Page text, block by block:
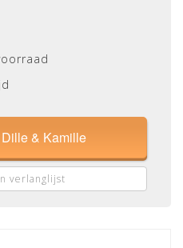
& Kamille
verlanglijst